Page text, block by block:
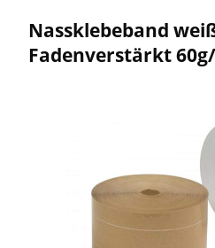
Nassklebeband
Fadenverstärkt